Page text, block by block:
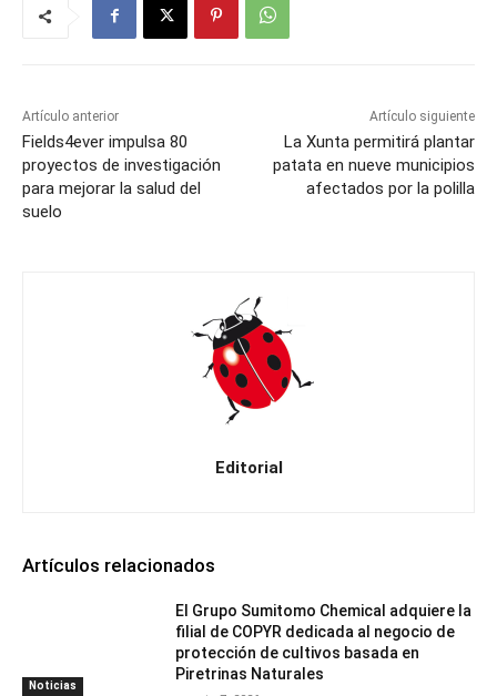
Artículo anterior
Fields4ever impulsa 80
proyectos de investigación
para mejorar la salud del
suelo
Artículo siguiente
La Xunta permitirá plantar
patata en nueve municipios
afectados por la polilla
Editorial
Artículos relacionados
Noticias
El Grupo Sumitomo Chemical adquiere la
filial de COPYR dedicada al negocio de
protección de cultivos basada en
Piretrinas Naturales